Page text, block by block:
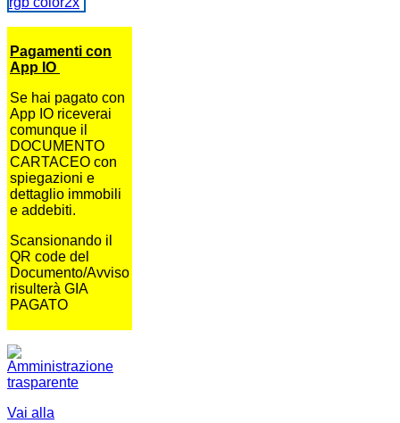
Pagamenti con
App IO
Se hai pagato con
App IO riceverai
comunque il
DOCUMENTO
CARTACEO con
spiegazioni e
dettaglio immobili
e addebiti.
Scansionando il
QR code del
Documento/Avviso
risulterà GIA
PAGATO
Vai alla